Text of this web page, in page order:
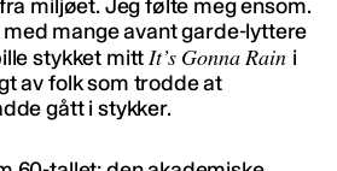
miljøet. Jeg følte meg ensom.
mange avant garde-lyttere
stykket mittIt’s Gonna Rain i
av folk som trodde at
gått i stykker.